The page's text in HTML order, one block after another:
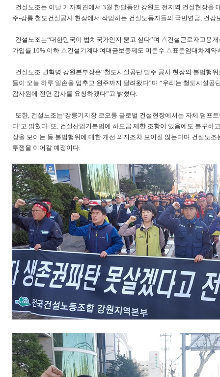
건설노조는 이날 기자회견에서 3월 한달동안 강원도 전지역 건설현장을
주-강릉 철도건설공사 현장에서 작업하는 건설노동자들의 국민연금, 건
건설노조는“대한민국이 법치국가인지 묻고 싶다”며 △건설근로자고용
가입률 10% 이하 △건설기계대여대금보증제도 미준수 △표준임대차계
건설노조 권혁병 강원본부장은“철도시설공단 발주 공사 현장의 불법행
들이 오늘 하루 일손을 멈추고 원주까지 달려왔다”며 “우리는 철도시설
감사원에 전면 감사를 요청하겠다”고 밝혔다.
또한, 건설노조는‘강릉기지창 코오롱 글로벌 건설현장에서는 자체 덤프
다’고 밝혔다. 또, 건설산업기본법에 하도급 제한 조항이 있음에도 불구
장을 보이는 등 불법행위에 대한 개선 의지조차 보이질 않는다며 건설노
투쟁을 이어갈 예정이다.